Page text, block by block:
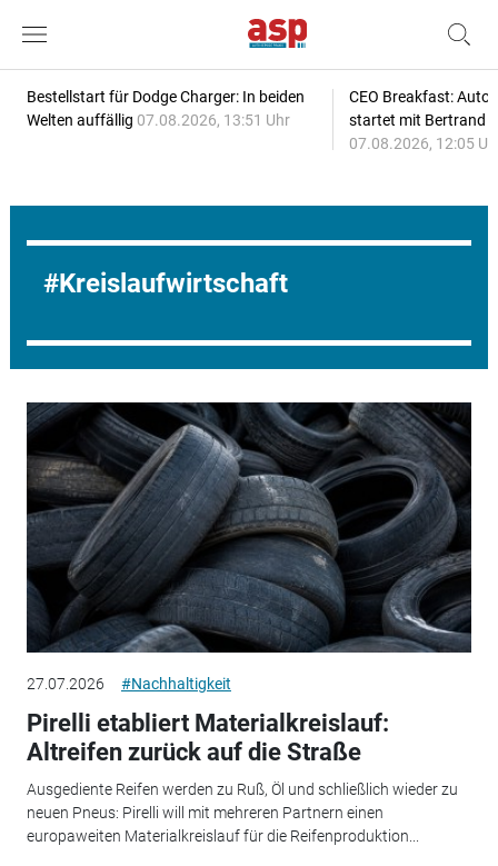
Bestellstart für Dodge Charger: In beiden
Welten auffällig 07.08.2026, 13:51 Uhr
CEO Breakfast:
startet mit Bertrand
07.08.2026, 12:05
Kreislaufwirtschaft
27.07.2026 #Nachhaltigkeit
Pirelli etabliert Materialkreislauf:
Altreifen zurück auf die Straße
Ausgediente Reifen werden zu Ruß, Öl und schließlich wieder zu
neuen Pneus: Pirelli will mit mehreren Partnern einen
europaweiten Materialkreislauf für die Reifenproduktion...